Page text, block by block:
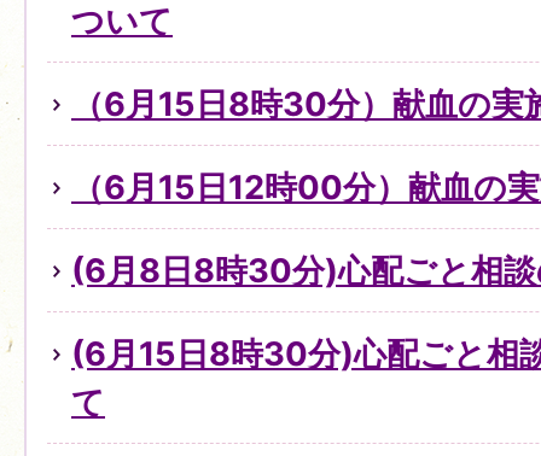
ついて
（6月15日8時30分）献血の実
（6月15日12時00分）献血の
(6月8日8時30分)心配ごと相
(6月15日8時30分)心配ごと相
て